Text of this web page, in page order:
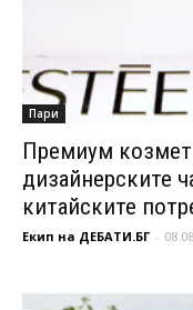
Пари
Премиум
дизайнерските
китайските
Екип на ДЕБАТИ.БГ -